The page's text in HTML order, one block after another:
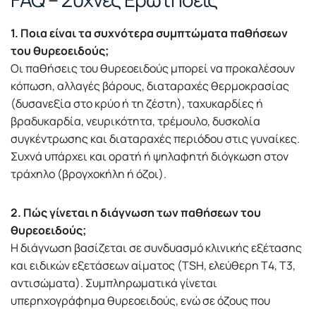
1. Ποια είναι τα συχνότερα συμπτώματα παθήσεων
του θυρεοειδούς;
Οι παθήσεις του θυρεοειδούς μπορεί να προκαλέσουν
κόπωση, αλλαγές βάρους, διαταραχές θερμοκρασίας
(δυσανεξία στο κρύο ή τη ζέστη), ταχυκαρδίες ή
βραδυκαρδία, νευρικότητα, τρέμουλο, δυσκολία
συγκέντρωσης και διαταραχές περιόδου στις γυναίκες.
Συχνά υπάρχει και ορατή ή ψηλαφητή διόγκωση στον
τράχηλο (βρογχοκήλη ή όζοι).
2. Πώς γίνεται η διάγνωση των παθήσεων του
θυρεοειδούς;
Η διάγνωση βασίζεται σε συνδυασμό κλινικής εξέτασης
και ειδικών εξετάσεων αίματος (TSH, ελεύθερη Τ4, Τ3,
αντισώματα). Συμπληρωματικά γίνεται
υπερηχογράφημα θυρεοειδούς, ενώ σε όζους που